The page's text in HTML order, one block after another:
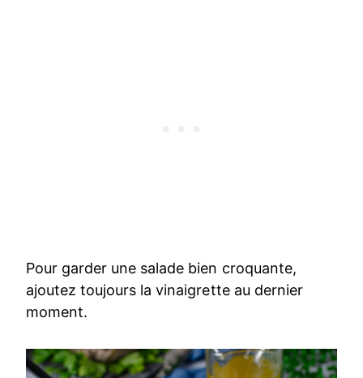
Pour garder une salade bien croquante,
ajoutez toujours la vinaigrette au dernier
moment.